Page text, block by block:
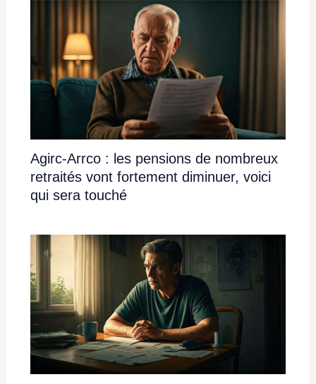
Agirc-Arrco : les pensions de nombreux
retraités vont fortement diminuer, voici
qui sera touché